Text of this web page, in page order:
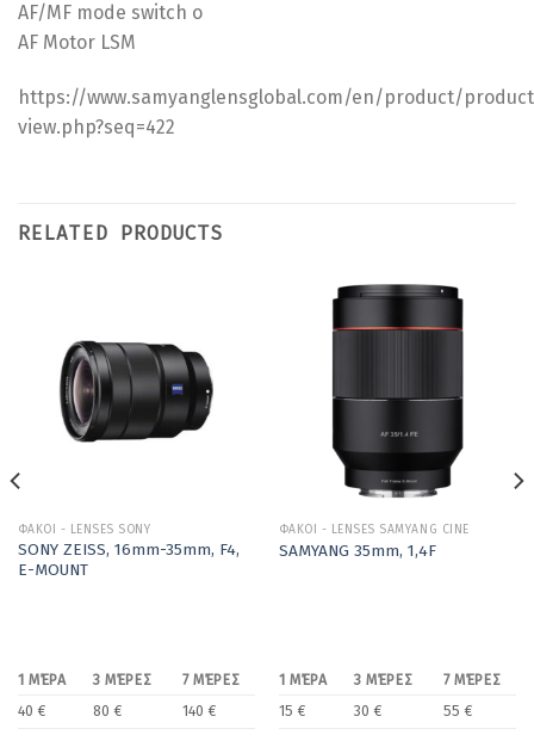
AF/MF mode switch o
AF Motor LSM
https://www.samyanglensglobal.com/en/product/
view.php?seq=422
RELATED PRODUCTS
ΦΑΚΟΙ - LENSES SONY
SONY ZEISS, 16mm-35mm, F4,
E-MOUNT
1 ΜΈΡΑ 3 ΜΈΡΕΣ
7 ΜΈΡΕΣ
40 €
80 € 140 €
ΦΑΚΟΙ - LENSES SAMYANG CINE
SAMYANG 35mm, 1,4F
1 ΜΈΡΑ 3 ΜΈΡΕΣ
7 ΜΈΡΕΣ
15 €
30 € 55 €